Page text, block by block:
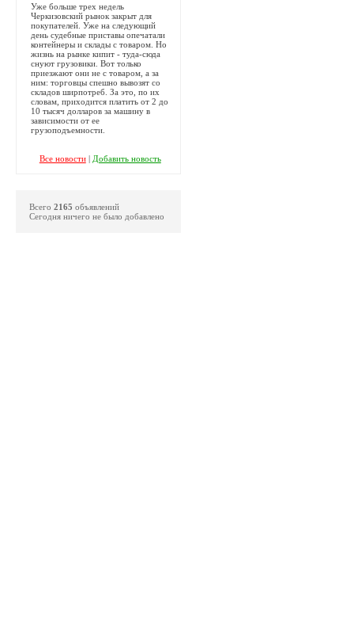
Уже больше трех недель
Черкизовский рынок закрыт для
покупателей. Уже на следующий
день судебные приставы опечатали
контейнеры и склады с товаром. Но
жизнь на рынке кипит - туда-сюда
снуют грузовики. Вот только
приезжают они не с товаром, а за
ним: торговцы спешно вывозят со
складов ширпотреб. За это, по их
словам, приходится платить от 2 до
10 тысяч долларов за машину в
зависимости от ее
грузоподъемности.
Все новости| Добавить новость
Всего 2165 объявлений
Сегодня ничего не было добавлено